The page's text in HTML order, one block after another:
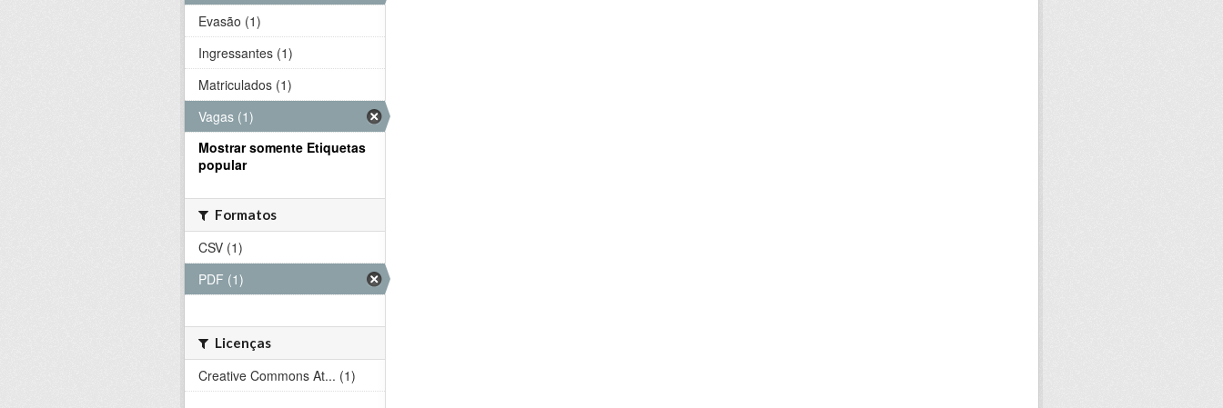
Evasão (1)
Ingressantes (1)
Matriculados (1)
Vagas (1)
Mostrar somente Etiquetas
popular
Formatos
CSV (1)
PDF (1)
Licenças
Creative Commons At... (1)